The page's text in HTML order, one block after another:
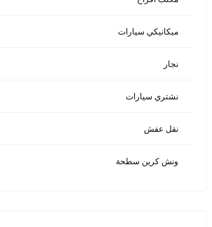
ميكانيكي سيارات
نجار
نشتري سيارات
نقل عفش
ونش كرين سطحة